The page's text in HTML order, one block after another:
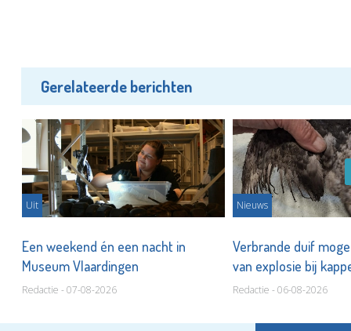
Gerelateerde berichten
Uit
Een weekend én een nacht in
Museum Vlaardingen
Redactie - 07-08-2026
Nieuws
Verbrande duif
van explosie bij
Redactie - 06-08-2026